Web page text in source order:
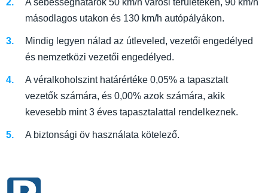
másodlagos utakon és 130 km/h autópályákon.
Mindig legyen nálad az útleveled, vezetői engedélyed
és nemzetközi vezetői engedélyed.
A véralkoholszint határértéke 0,05% a tapasztalt
vezetők számára, és 0,00% azok számára, akik
kevesebb mint 3 éves tapasztalattal rendelkeznek.
A biztonsági öv használata kötelező.